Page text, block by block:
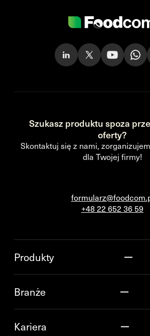
Szukasz produktu spoza
oferty?
Skontaktuj się z nami,
dla Twojej firmy!
+48 22 652 36 59
Produkty
Branże
Kariera